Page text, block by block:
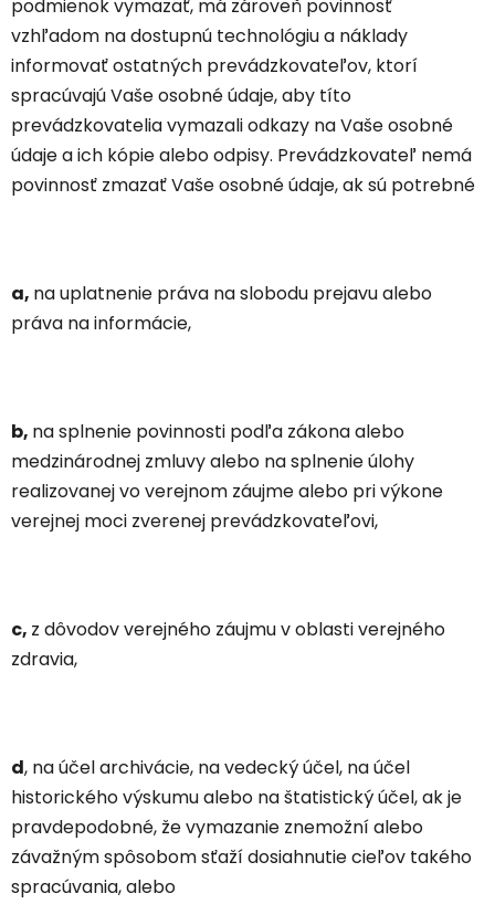
podmienok vymazať, má zároveň povinnosť
vzhľadom na dostupnú technológiu a náklady
informovať ostatných prevádzkovateľov, ktorí
spracúvajú Vaše osobné údaje, aby títo
prevádzkovatelia vymazali odkazy na Vaše osobné
údaje a ich kópie alebo odpisy. Prevádzkovateľ nemá
povinnosť zmazať Vaše osobné údaje, ak sú potrebné
a, na uplatnenie práva na slobodu prejavu alebo
práva na informácie,
b, na splnenie povinnosti podľa zákona alebo
medzinárodnej zmluvy alebo na splnenie úlohy
realizovanej vo verejnom záujme alebo pri výkone
verejnej moci zverenej prevádzkovateľovi,
c, z dôvodov verejného záujmu v oblasti verejného
zdravia,
d, na účel archivácie, na vedecký účel, na účel
historického výskumu alebo na štatistický účel, ak je
pravdepodobné, že vymazanie znemožní alebo
závažným spôsobom sťaží dosiahnutie cieľov takého
spracúvania, alebo